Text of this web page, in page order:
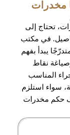
مخدرات
تحتاج إلى
في مكتب
يبدأ بفهم
نقاط
المناسب
سواء استلزم
حكم مخدرات